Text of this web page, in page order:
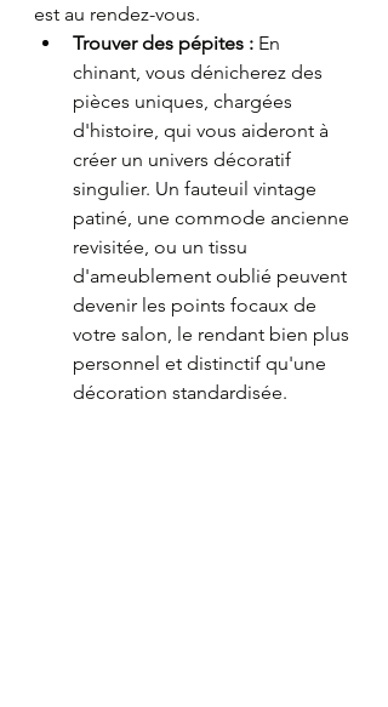
est au rendez-vous.
Trouver des pépites : En
chinant, vous dénicherez des
pièces uniques, chargées
d'histoire, qui vous aideront à
créer un univers décoratif
singulier. Un fauteuil vintage
patiné, une commode ancienne
revisitée, ou un tissu
d'ameublement oublié peuvent
devenir les points focaux de
votre salon, le rendant bien plus
personnel et distinctif qu'une
décoration standardisée.